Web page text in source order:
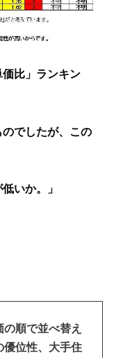
比」ランキン
でしたが、この
いか。」
順で並べ替え
優位性、大手住